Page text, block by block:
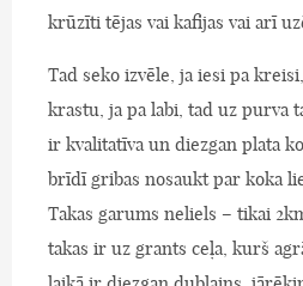
krūzīti tējas vai kafijas vai arī
Tad seko izvēle, ja iesi pa
krastu, ja pa labi, tad uz purva
ir kvalitatīva un diezgan plata
brīdī gribas nosaukt par koka
Takas garums neliels – tikai
takas ir uz grants ceļa, kurš